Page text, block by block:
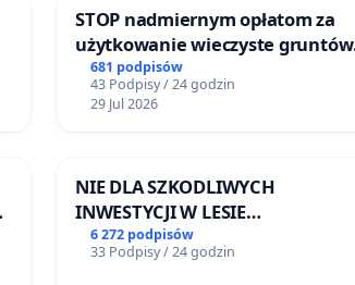
STOP nadmiernym opłatom za
użytkowanie wieczyste gruntów
zajmowanych przez rodzinne
ogrody działkowe.
681 podpisów
43 Podpisy / 24 godzin
29 Jul 2026
NIE DLA SZKODLIWYCH
INWESTYCJI W LESIE
ŁAGIEWNICKIM I ARTURÓWKU
6 272 podpisów
33 Podpisy / 24 godzin